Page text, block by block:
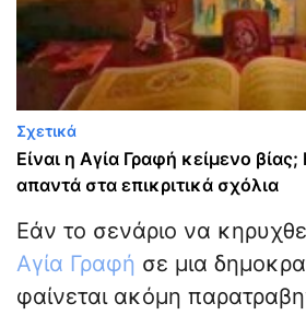
Σχετικά
Είναι η Αγία Γραφή κείμενο
απαντά στα επικριτικά σχόλια
Εάν το σενάριο να
Αγία Γραφή σε μια
φαίνεται ακόμη